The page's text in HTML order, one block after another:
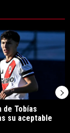
el futuro de
tendencia con el
de Tobías
su aceptable